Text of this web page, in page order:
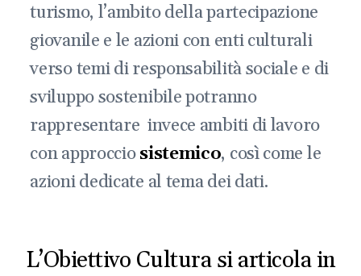
turismo, l’ambito della partecipazione
giovanile e le azioni con enti culturali
verso temi di responsabilità sociale e di
sviluppo sostenibile potranno
rappresentare invece ambiti di lavoro
con approcciosistemico, così come le
azioni dedicate al tema dei dati.
L’Obiettivo Cultura si articola in